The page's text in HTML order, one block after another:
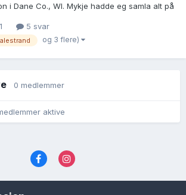
i Dane Co., WI. Mykje hadde eg samla alt på
fast! Kanskje kan nokon bidra med gode
5 svar
og 3 flere)
0 medlemmer
aktive